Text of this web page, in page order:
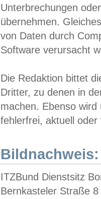
Unterbrechungen
übernehmen.
von Daten durch
Software verursacht
Die Redaktion bittet
Dritter, zu denen in
machen. Ebenso
fehlerfrei, aktuell oder
Bildnachweis:
ITZBund Dienstsitz
Bernkasteler Straße 8